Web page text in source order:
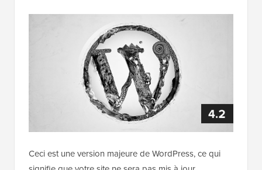
Ceci est une version majeure de WordPress, ce qui